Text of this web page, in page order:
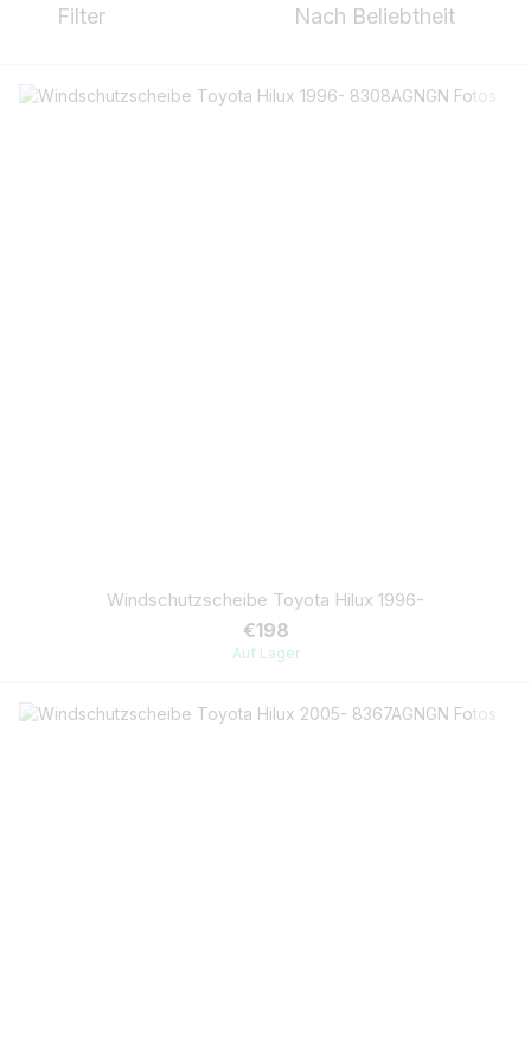
Filter Nach Beliebtheit
Windschutzscheibe Toyota Hilux 1996-
€198
Auf Lager